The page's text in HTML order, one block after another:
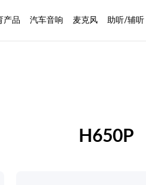
产品 汽车音响 麦克风 助听/辅听
H650P